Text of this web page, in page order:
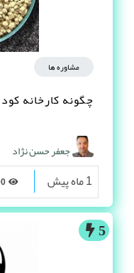
مشاوره ها
چگونه کارخانه
جعفر حسن نژاد
1 ماه پیش
5